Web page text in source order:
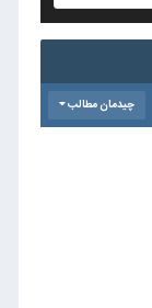
چیدمان مطالب